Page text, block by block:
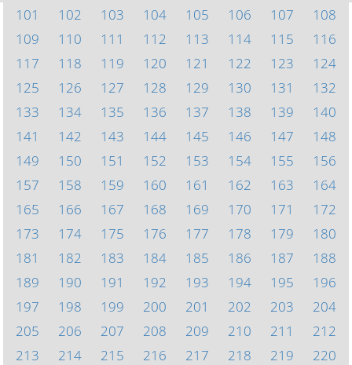
101
102 103 104 105 106 107
108
109
110 111 112 113 114 115
116
117
118 119 120 121 122 123
124
125
126 127 128 129 130 131
132
133
134 135 136 137 138 139
140
141
142 143 144 145 146 147
148
149
150 151 152 153 154 155
156
157
158 159 160 161 162 163
164
165
166 167 168 169 170 171
172
173
174 175 176 177 178 179
180
181
182 183 184 185 186 187
188
189
190 191 192 193 194 195
196
197
198 199 200 201 202 203
204
205
206 207 208 209 210 211
212
213
214 215 216 217 218 219
220